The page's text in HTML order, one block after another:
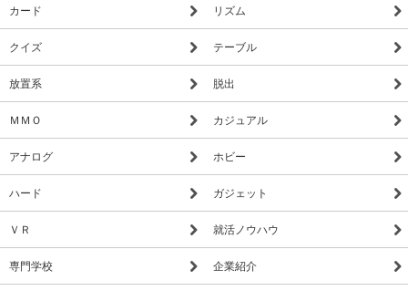
カード リズム
クイズ テーブル
放置系 脱出
ＭＭＯ カジュアル
アナログ ホビー
ハード ガジェット
ＶＲ 就活ノウハウ
専門学校 企業紹介